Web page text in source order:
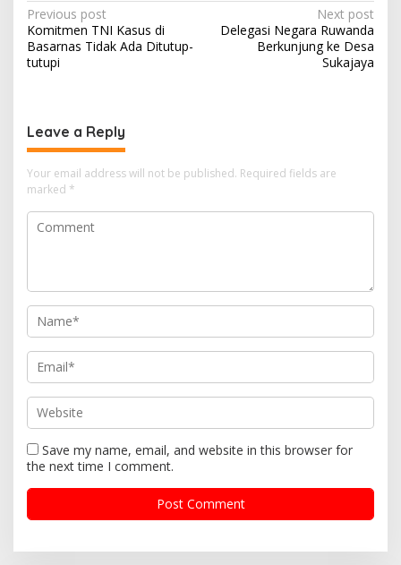
Post
navigation
Previous post
Komitmen TNI Kasus di
Basarnas Tidak Ada Ditutup-
tutupi
Next post
Delegasi Negara Ruwanda
Berkunjung ke Desa
Sukajaya
Leave a Reply
Your email address will not be published. Required fields are
marked *
Save my name, email, and website in this browser for
the next time I comment.